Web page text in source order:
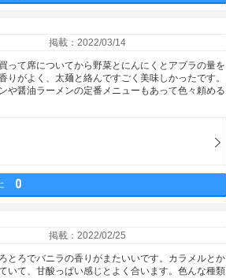
掲載：2022/03/14
って席についてから野菜とにんにくとアブラの量を
がよく、太麺と絡んですごく美味しかったです。
や醤油ラーメンの定番メニューもあって色々頼める
0
掲載：2022/02/25
とろでバニラの香りがまたいいです。カラメルとか
いて、甘酸っぱい感じとよく合います。色んな種類